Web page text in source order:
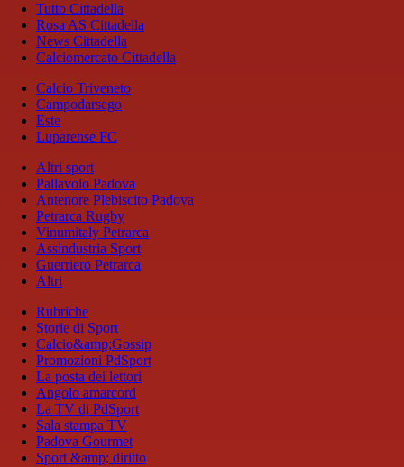
Tutto Cittadella
Rosa AS Cittadella
News Cittadella
Calciomercato Cittadella
Calcio Triveneto
Campodarsego
Este
Luparense FC
Altri sport
Pallavolo Padova
Antenore Plebiscito Padova
Petrarca Rugby
Vinumitaly Petrarca
Assindustria Sport
Guerriero Petrarca
Altri
Rubriche
Storie di Sport
Calcio&amp;Gossip
Promozioni PdSport
La posta dei lettori
Angolo amarcord
La TV di PdSport
Sala stampa TV
Padova Gourmet
Sport &amp; diritto